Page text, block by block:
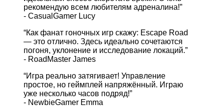
рекомендую всем любителям адреналина!”
- CasualGamer Lucy
“Как фанат гоночных игр скажу: Escape Road
— это отлично. Здесь идеально сочетаются
погоня, уклонение и исследование локаций.”
- RoadMaster James
“Игра реально затягивает! Управление
простое, но геймплей напряжённый. Играю
уже несколько часов подряд!”
- NewbieGamer Emma